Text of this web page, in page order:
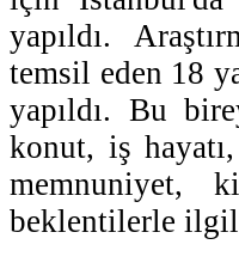
yapıldı.
temsil eden 18
yapıldı. Bu
konut, iş
memnuniyet,
beklentilerle